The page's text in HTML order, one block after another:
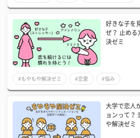
好きな子を
ぜ？ 止める
決ゼミ
#もやもや解決ゼミ #恋愛 #悩み
大学で恋人
ョンって？
や解決ゼミ